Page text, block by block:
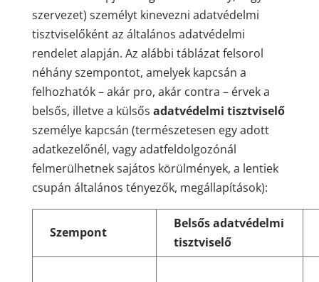
szervezet) személyt kinevezni adatvédelmi
tisztviselőként az általános adatvédelmi
rendelet alapján. Az alábbi táblázat felsorol
néhány szempontot, amelyek kapcsán a
felhozhatók – akár pro, akár contra – érvek a
belsős, illetve a külsős adatvédelmi tisztviselő
személye kapcsán (természetesen egy adott
adatkezelőnél, vagy adatfeldolgozónál
felmerülhetnek sajátos körülmények, a lentiek
csupán általános tényezők, megállapítások):
Szempont
Belsős adatvédelmi
tisztviselő